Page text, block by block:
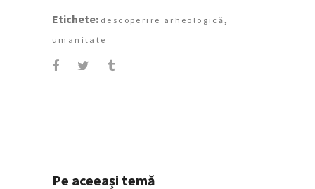
Etichete: descoperire arheologică ,
umanitate
Pe aceeași temă